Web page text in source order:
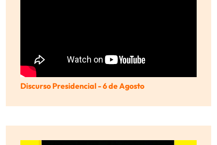
Discurso Presidencial - 6 de Agosto